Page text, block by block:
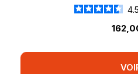
4.5